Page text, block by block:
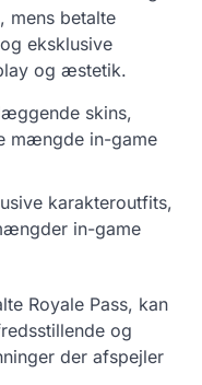
mens betalte
eksklusive
og æstetik.
skins,
mængde in-game
karakteroutfits,
in-game
Royale Pass, kan
og
der afspejler